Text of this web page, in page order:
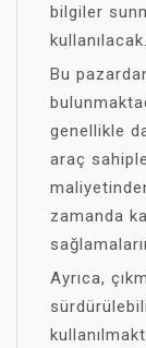
bilgiler
kullanılacak.
Bu
genellikle
araç
zamanda
Ayrıca,